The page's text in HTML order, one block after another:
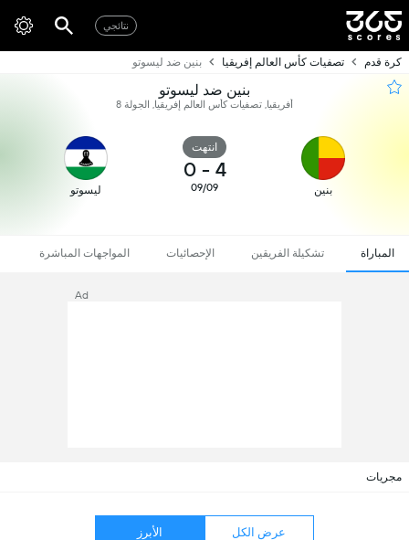
نتائجي
كرة قدم تصفيات كأس العالم إفريقيا بنين ضد ليسوتو
بنين ضد ليسوتو
أفريقيا, تصفيات كأس العالم إفريقيا, الجولة 8
بنين
انتهت
4
-
0
09/09 ليسوتو
المباراة تشكيلة الفريقين الإحصائيات المواجهات المباشرة
Ad
مجريات
عرض الكل الأبرز